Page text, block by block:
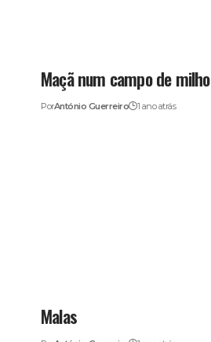
Maçã num campo de milho
PorAntónio Guerreiro 1 ano atrás
Malas